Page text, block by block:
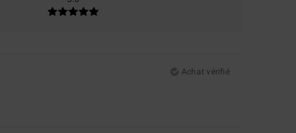
Achat vérifié